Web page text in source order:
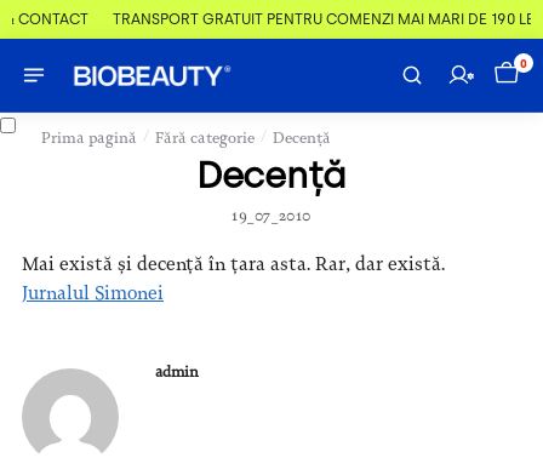
CONTACT TRANSPORT GRATUIT PENTRU COMENZI MAI MARI DE 190 LEI
0
Prima pagină / Fără categorie / Decență
Decență
19_07_2010
Mai există și decență în țara asta. Rar, dar există.
Jurnalul Simonei
admin